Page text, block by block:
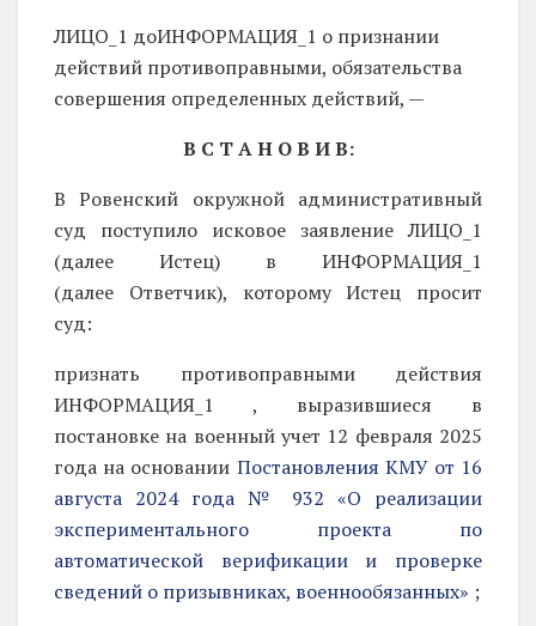
ЛИЦО_1 доИНФОРМАЦИЯ_1 о признании
действий противоправными, обязательства
совершения определенных действий, —
В С Т А Н О В И В:
В Ровенский окружной административный
суд поступило исковое заявление ЛИЦО_1
(далее Истец) в ИНФОРМАЦИЯ_1
(далее Ответчик), которому Истец просит
суд:
признать противоправными действия
ИНФОРМАЦИЯ_1 , выразившиеся в
постановке на военный учет 12 февраля 2025
года на основании Постановления КМУ от 16
августа 2024 года № 932 «О реализации
экспериментального проекта по
автоматической верификации и проверке
сведений о призывниках, военнообязанных» ;